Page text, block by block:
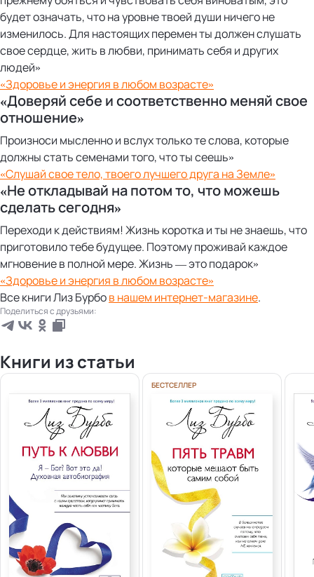
будет означать, что на уровне твоей души ничего не
изменилось. Для настоящих перемен ты должен слушать
свое сердце, жить в любви, принимать себя и других
людей»
«Здоровье и энергия в любом возрасте»
«Доверяй себе и соответственно меняй свое
отношение»
Произноси мысленно и вслух только те слова, которые
должны стать семенами того, что ты сеешь»
«Слушай свое тело, твоего лучшего друга на Земле»
«Не откладывай на потом то, что можешь
сделать сегодня»
Переходи к действиям! Жизнь коротка и ты не знаешь, что
приготовило тебе будущее. Поэтому проживай каждое
мгновение в полной мере. Жизнь — это подарок»
«Здоровье и энергия в любом возрасте»
Все книги Лиз Бурбов нашем интернет-магазине.
Поделиться с друзьями:
Книги из статьи
БЕСТСЕЛЛЕР